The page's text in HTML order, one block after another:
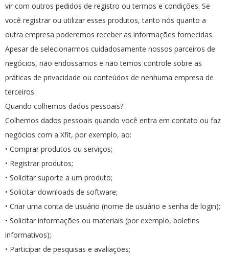
vir com outros pedidos de registro ou termos e condições. Se
você registrar ou utilizar esses produtos, tanto nós quanto a
outra empresa poderemos receber as informações fornecidas.
Apesar de selecionarmos cuidadosamente nossos parceiros de
negócios, não endossamos e não temos controle sobre as
práticas de privacidade ou conteúdos de nenhuma empresa de
terceiros.
Quando colhemos dados pessoais?
Colhemos dados pessoais quando você entra em contato ou faz
negócios com a Xfit, por exemplo, ao:
• Comprar produtos ou serviços;
• Registrar produtos;
• Solicitar suporte a um produto;
• Solicitar downloads de software;
• Criar uma conta de usuário (nome de usuário e senha de login);
• Solicitar informações ou materiais (por exemplo, boletins
informativos);
• Participar de pesquisas e avaliações;